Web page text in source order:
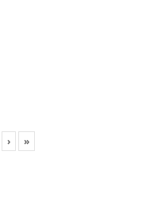
› »